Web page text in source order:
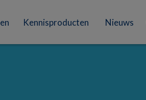
Kennisproducten Nieuws